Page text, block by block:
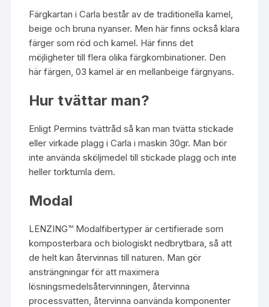
Färgkartan i Carla består av de traditionella kamel,
beige och bruna nyanser. Men här finns också klara
färger som röd och kamel. Här finns det
möjligheter till flera olika färgkombinationer. Den
här färgen, 03 kamel är en mellanbeige färgnyans.
Hur tvättar man?
Enligt Permins tvättråd så kan man tvätta stickade
eller virkade plagg i Carla i maskin 30gr. Man bör
inte använda sköljmedel till stickade plagg och inte
heller torktumla dem.
Modal
LENZING™ Modalfibertyper är certifierade som
komposterbara och biologiskt nedbrytbara, så att
de helt kan återvinnas till naturen. Man gör
ansträngningar för att maximera
lösningsmedelsåtervinningen, återvinna
processvatten, återvinna oanvända komponenter